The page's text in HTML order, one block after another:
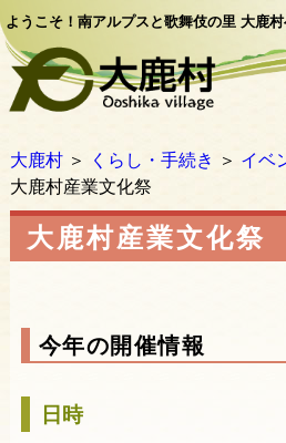
ようこそ！南アルプスと歌舞伎の里 大鹿
大鹿村 ＞ くらし・手続き ＞ イベ
大鹿村産業文化祭
大鹿村産業文化祭
今年の開催情報
日時